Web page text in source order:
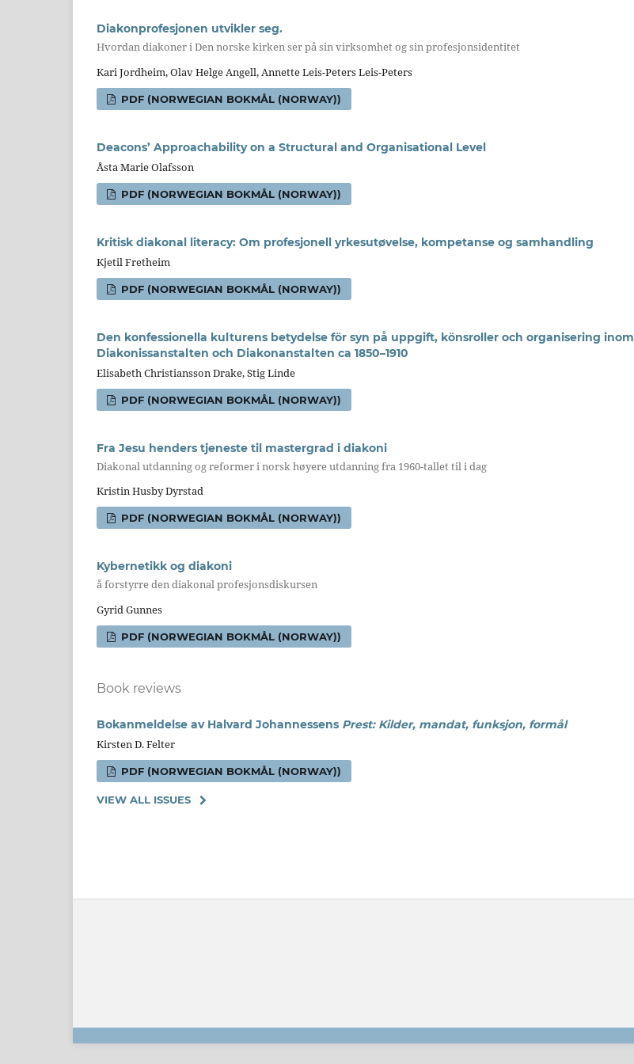
Diakonprofesjonen utvikler seg.
Hvordan diakoner i Den norske kirken ser på sin virksomhet og sin profesjonsidentitet
Kari Jordheim, Olav Helge Angell, Annette Leis-Peters Leis-Peters
PDF (NORWEGIAN BOKMÅL (NORWAY))
Deacons’ Approachability on a Structural and Organisational Level
Åsta Marie Olafsson
PDF (NORWEGIAN BOKMÅL (NORWAY))
Kritisk diakonal literacy: Om profesjonell yrkesutøvelse, kompetanse og samhandling
Kjetil Fretheim
PDF (NORWEGIAN BOKMÅL (NORWAY))
Den konfessionella kulturens betydelse för syn på uppgift, könsroller och organisering inom
Diakonissanstalten och Diakonanstalten ca 1850–1910
Elisabeth Christiansson Drake, Stig Linde
PDF (NORWEGIAN BOKMÅL (NORWAY))
Fra Jesu henders tjeneste til mastergrad i diakoni
Diakonal utdanning og reformer i norsk høyere utdanning fra 1960-tallet til i dag
Kristin Husby Dyrstad
PDF (NORWEGIAN BOKMÅL (NORWAY))
Kybernetikk og diakoni
å forstyrre den diakonal profesjonsdiskursen
Gyrid Gunnes
PDF (NORWEGIAN BOKMÅL (NORWAY))
Book reviews
Bokanmeldelse av Halvard Johannessens Prest: Kilder, mandat, funksjon, formål
Kirsten D. Felter
PDF (NORWEGIAN BOKMÅL (NORWAY))
VIEW ALL ISSUES